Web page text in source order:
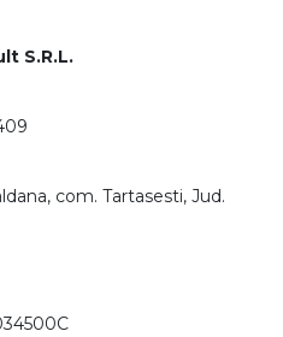
S.R.L.
com. Tartasesti, Jud.